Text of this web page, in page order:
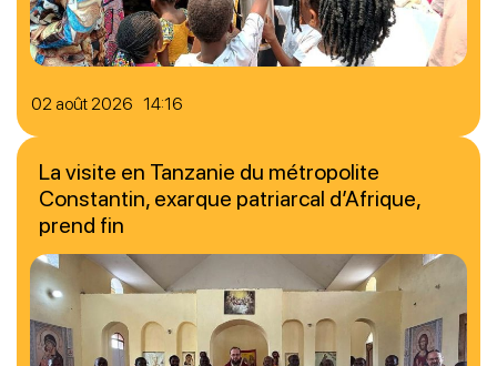
02 août 2026 14:16
La visite en Tanzanie du métropolite
Constantin, exarque patriarcal d’Afrique,
prend fin